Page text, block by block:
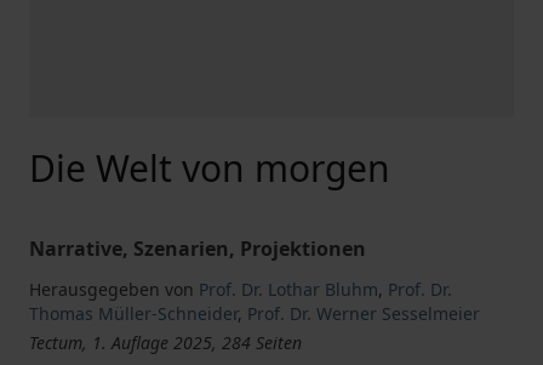
Die Welt von morgen
Narrative, Szenarien, Projektionen
Herausgegeben von Prof. Dr. Lothar Bluhm, Prof. Dr.
Thomas Müller-Schneider, Prof. Dr. Werner Sesselmeier
Tectum, 1. Auflage 2025, 284 Seiten